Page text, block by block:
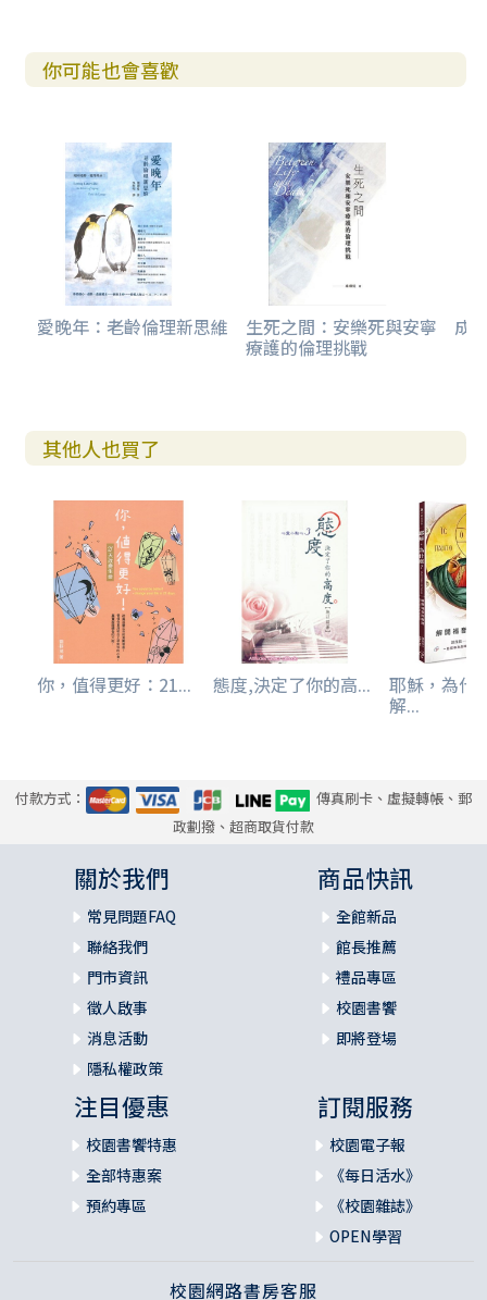
你可能也會喜歡
愛晚年：老齡倫理新思維 生死之間：安樂死與安寧
療護的倫理挑戰
成
其他人也買了
你，值得更好：21... 態度,決定了你的高... 耶穌，為什
解...
付款方式：
傳真刷卡、虛擬轉帳、郵
政劃撥、超商取貨付款
關於我們
常見問題FAQ
聯絡我們
門市資訊
徵人啟事
消息活動
隱私權政策
商品快訊
全館新品
館長推薦
禮品專區
校園書饗
即將登場
注目優惠
校園書饗特惠
全部特惠案
預約專區
訂閱服務
校園電子報
《每日活水》
《校園雜誌》
OPEN學習
校園網路書房客服